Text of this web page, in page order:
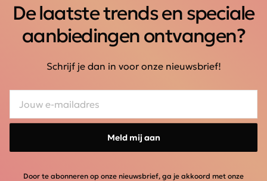
De laatste trends en speciale
aanbiedingen ontvangen?
Schrijf je dan in voor onze nieuwsbrief!
Meld mij aan
Door te abonneren op onze nieuwsbrief, ga je akkoord met onze